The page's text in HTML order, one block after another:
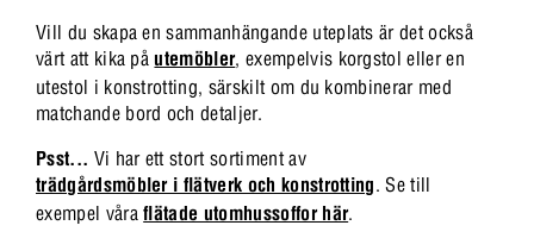
Vill du skapa en sammanhängande uteplats är det också
värt att kika på utemöbler, exempelvis korgstol eller en
utestol i konstrotting, särskilt om du kombinerar med
matchande bord och detaljer.
Psst... Vi har ett stort sortiment av
trädgårdsmöbler i flätverk och konstrotting. Se till
exempel våraflätade utomhussoffor här.